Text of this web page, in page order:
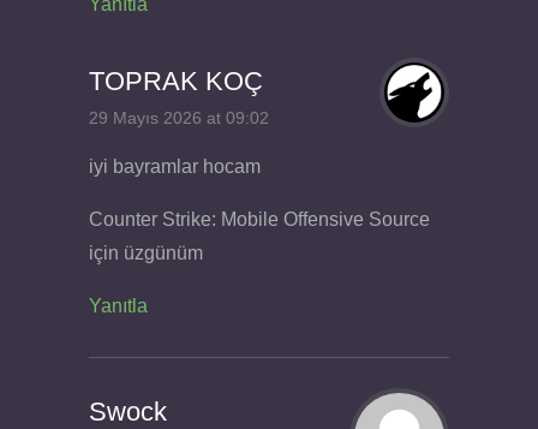
Yanıtla
TOPRAK KOÇ
29 Mayıs 2026 at 09:02
iyi bayramlar hocam
Counter Strike: Mobile Offensive Source
için üzgünüm
Yanıtla
Swock